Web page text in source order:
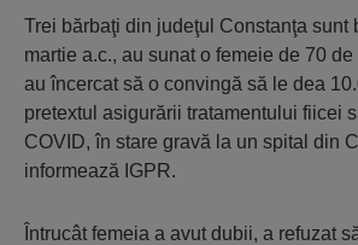
Trei bărbaţi din judeţul Constanţa sunt
martie a.c., au sunat o femeie de 70
au încercat să o convingă să le dea
pretextul asigurării tratamentului fiicei
COVID, în stare gravă la un spital din
informează IGPR.
Întrucât femeia a avut dubii, a refuzat